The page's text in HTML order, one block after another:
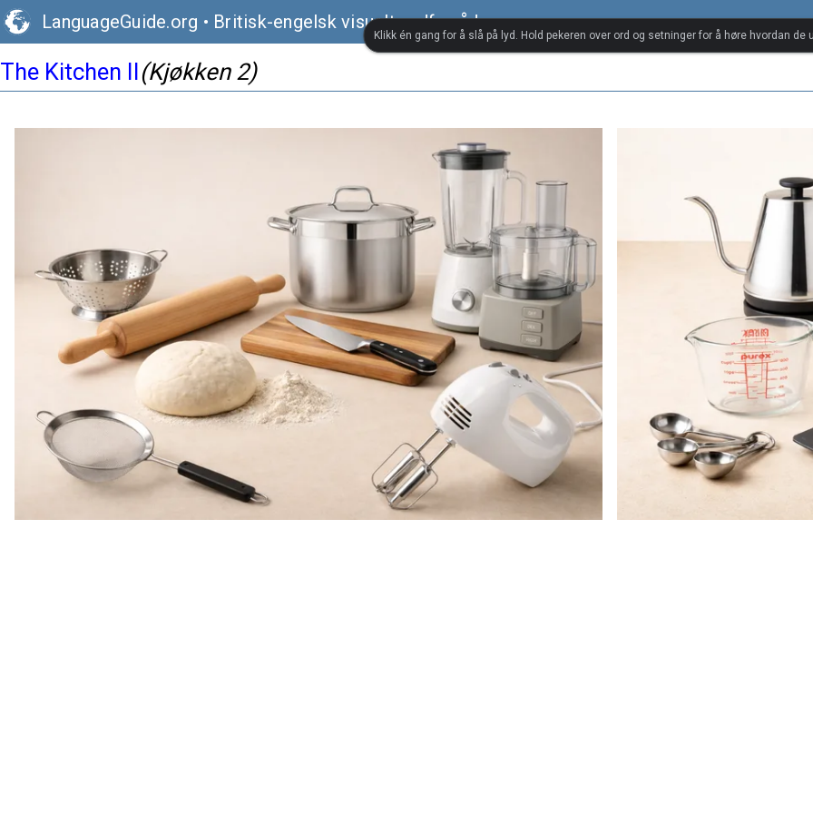
LanguageGuide.org • Britisk-engelsk visuelt ordforråd
The Kitchen II(Kjøkken 2)
Klikk én gang for å slå på lyd. Hold pekeren over ord og setninger for å høre hvordan de